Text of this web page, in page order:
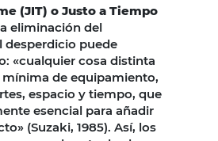
(JIT) o Justo a Tiempo
eliminación del
desperdicio puede
«cualquier cosa distinta
de equipamiento,
espacio y tiempo, que
esencial para añadir
(Suzaki, 1985). Así, los